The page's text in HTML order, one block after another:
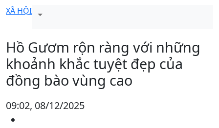
XÃ HỘI
Hồ Gươm rộn ràng với những
khoảnh khắc tuyệt đẹp của
đồng bào vùng cao
09:02, 08/12/2025